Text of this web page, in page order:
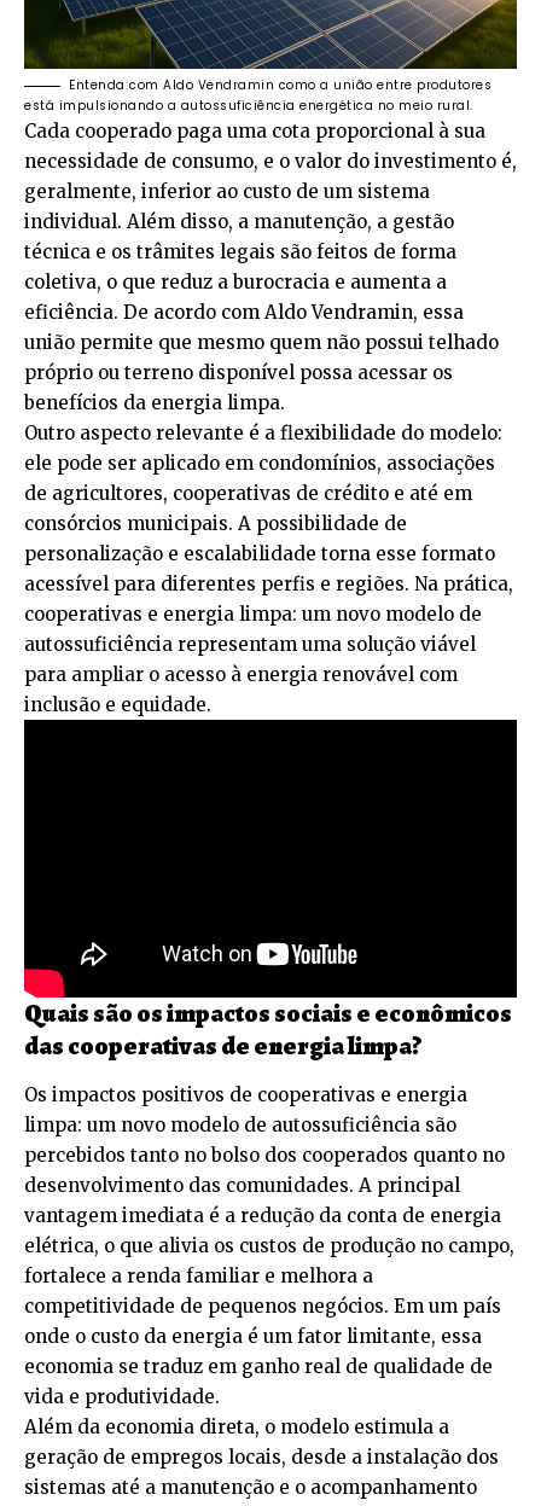
Entenda com Aldo Vendramin como a união entre produtores
está impulsionando a autossuficiência energética no meio rural.
Cada cooperado paga uma cota proporcional à sua
necessidade de consumo, e o valor do investimento é,
geralmente, inferior ao custo de um sistema
individual. Além disso, a manutenção, a gestão
técnica e os trâmites legais são feitos de forma
coletiva, o que reduz a burocracia e aumenta a
eficiência. De acordo com Aldo Vendramin, essa
união permite que mesmo quem não possui telhado
próprio ou terreno disponível possa acessar os
benefícios da energia limpa.
Outro aspecto relevante é a flexibilidade do modelo:
ele pode ser aplicado em condomínios, associações
de agricultores, cooperativas de crédito e até em
consórcios municipais. A possibilidade de
personalização e escalabilidade torna esse formato
acessível para diferentes perfis e regiões. Na prática,
cooperativas e energia limpa: um novo modelo de
autossuficiência representam uma solução viável
para ampliar o acesso à energia renovável com
inclusão e equidade.
Quais são os impactos sociais e econômicos
das cooperativas de energia limpa?
Os impactos positivos de cooperativas e energia
limpa: um novo modelo de autossuficiência são
percebidos tanto no bolso dos cooperados quanto no
desenvolvimento das comunidades. A principal
vantagem imediata é a redução da conta de energia
elétrica, o que alivia os custos de produção no campo,
fortalece a renda familiar e melhora a
competitividade de pequenos negócios. Em um país
onde o custo da energia é um fator limitante, essa
economia se traduz em ganho real de qualidade de
vida e produtividade.
Além da economia direta, o modelo estimula a
geração de empregos locais, desde a instalação dos
sistemas até a manutenção e o acompanhamento